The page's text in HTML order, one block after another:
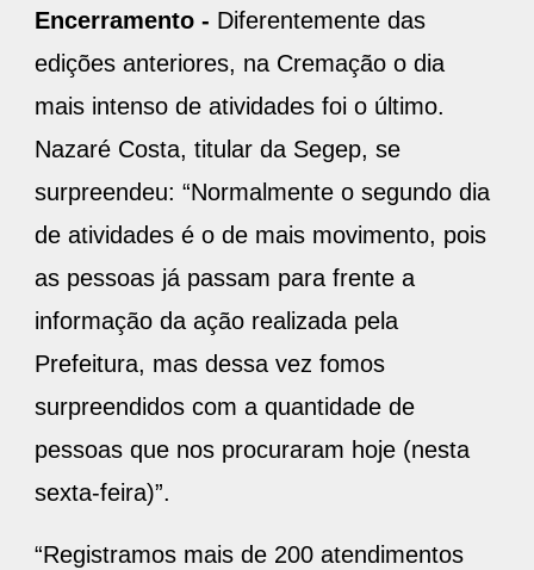
Encerramento - Diferentemente das
edições anteriores, na Cremação o dia
mais intenso de atividades foi o último.
Nazaré Costa, titular da Segep, se
surpreendeu: “Normalmente o segundo dia
de atividades é o de mais movimento, pois
as pessoas já passam para frente a
informação da ação realizada pela
Prefeitura, mas dessa vez fomos
surpreendidos com a quantidade de
pessoas que nos procuraram hoje (nesta
sexta-feira)”.
“Registramos mais de 200 atendimentos